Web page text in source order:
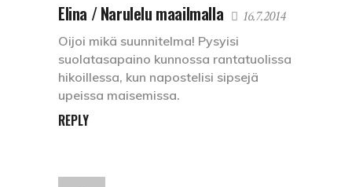
Elina / Narulelu maailmalla 16.7.2014
Oijoi mikä suunnitelma! Pysyisi
suolatasapaino kunnossa rantatuolissa
hikoillessa, kun napostelisi sipsejä
upeissa maisemissa.
REPLY